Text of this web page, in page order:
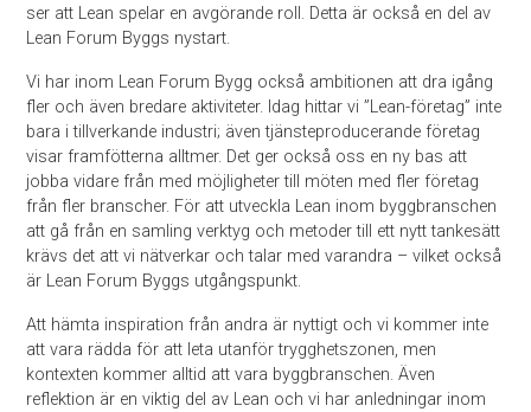
ser att Lean spelar en avgörande roll. Detta är också en del av
Lean Forum Byggs nystart.
Vi har inom Lean Forum Bygg också ambitionen att dra igång
fler och även bredare aktiviteter. Idag hittar vi ”Lean-företag” inte
bara i tillverkande industri; även tjänsteproducerande företag
visar framfötterna alltmer. Det ger också oss en ny bas att
jobba vidare från med möjligheter till möten med fler företag
från fler branscher. För att utveckla Lean inom byggbranschen
att gå från en samling verktyg och metoder till ett nytt tankesätt
krävs det att vi nätverkar och talar med varandra – vilket också
är Lean Forum Byggs utgångspunkt.
Att hämta inspiration från andra är nyttigt och vi kommer inte
att vara rädda för att leta utanför trygghetszonen, men
kontexten kommer alltid att vara byggbranschen. Även
reflektion är en viktig del av Lean och vi har anledningar inom